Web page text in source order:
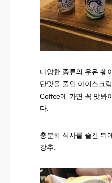
다양한 종류의 우유 쉐
단맛을 줄인 아이스크
Coffee에 가면 꼭 맛봐
다.
충분히 식사를 즐긴 뒤
강추.